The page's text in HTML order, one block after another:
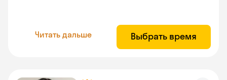
Читать дальше Выбрать время